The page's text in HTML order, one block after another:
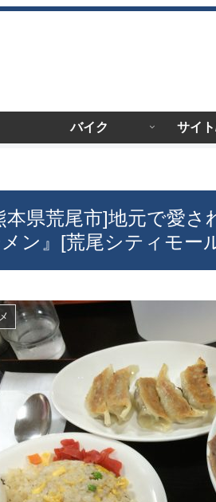
バイク サイ
本県荒尾市]地元で愛
ン』[荒尾シティモー